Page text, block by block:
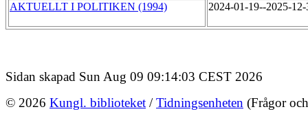
AKTUELLT I POLITIKEN (1994) 2024-01-19--2025-
Sidan skapad Sun Aug 09 09:14:03 CEST 2026
© 2026 Kungl. biblioteket /Tidningsenheten (Frågor